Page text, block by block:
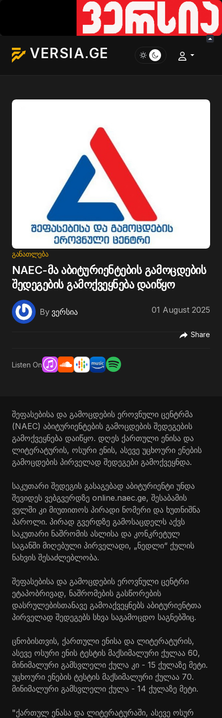
VERSIA.GE
ᲒᲐᲜᲐᲗᲚᲔᲑᲐ
NAEC-მა აბიტურიენტების გამოცდების
შედეგების გამოქვეყნება დაიწყო
By ვერსია 01 August 2025
Share
Listen On
შეფასებისა და გამოცდების ეროვნული ცენტრმა
(NAEC) აბიტურიენტების გამოცდების შედეგების
გამოქვეყნება დაიწყო. დღეს ქართული ენისა და
ლიტერატურის, ოსური ენის, ასევე უცხოური ენების
გამოცდების პირველად შედეგები გამოქვეყნდა.
საკუთარი შედეგის გასაგებად აბიტურიენტი უნდა
შევიდეს ვებგვერდზე online.naec.ge, შესაბამის
ველში კი მიუთითოს პირადი ნომერი და ხუთნიშნა
პაროლი. პირად გვერდზე გამოსაცდელს აქვს
საკუთარი ნაშრომის ასლისა და კონკრეტულ
საგანში მიღებული პირველადი, „ნედლი“ ქულის
ნახვის შესაძლებლობა.
შეფასებისა და გამოცდების ეროვნული ცენტრი
ეტაპობრივად, ნაშრომების გასწორების
დასრულებისთანავე გამოაქვეყნებს აბიტურიენტთა
პირველად შედეგებს სხვა საგამოცდო საგნებშიც.
ცნობისთვის, ქართული ენისა და ლიტერატურის,
ასევე ოსური ენის ტესტის მაქსიმალური ქულაა 60,
მინიმალური გამსვლელი ქულა კი - 15 ქულაზე მეტი.
უცხოური ენების ტესტის მაქსიმალური ქულაა 70.
მინიმალური გამსვლელი ქულა - 14 ქულაზე მეტი.
"ქართულ ენასა და ლიტერატურაში, ასევე ოსურ